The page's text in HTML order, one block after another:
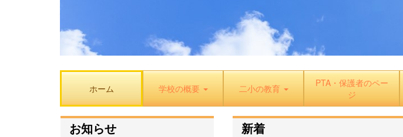
ホーム 学校の概要 二小の教育
PTA・保護者のペー
ジ
新着
お知らせ